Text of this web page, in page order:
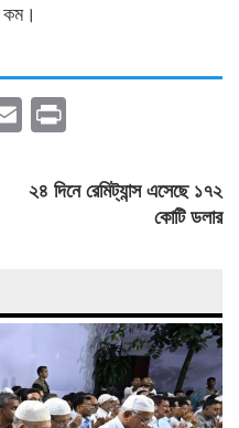
কম।
Email
২৪ দিনে রেমিট্যান্স এসেছে ১৭২
কোটি ডলার